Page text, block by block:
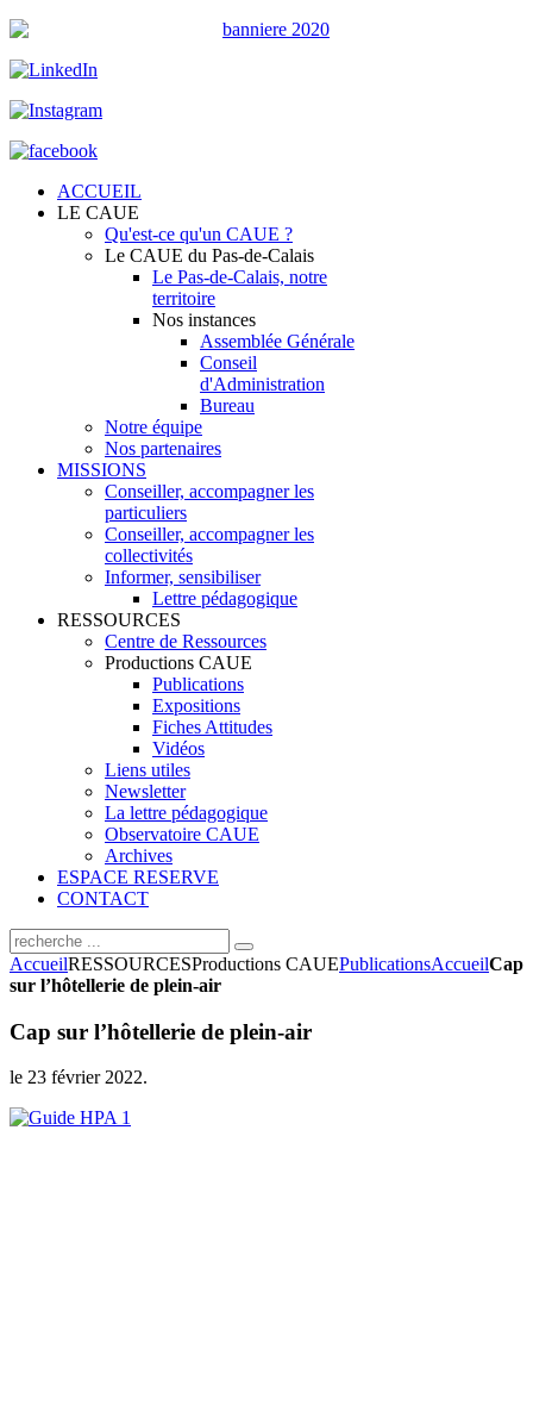
ACCUEIL
LE CAUE
Qu'est-ce qu'un CAUE ?
Le CAUE du Pas-de-Calais
Le Pas-de-Calais, notre
territoire
Nos instances
Assemblée Générale
Conseil
d'Administration
Bureau
Notre équipe
Nos partenaires
MISSIONS
Conseiller, accompagner les
particuliers
Conseiller, accompagner les
collectivités
Informer, sensibiliser
Lettre pédagogique
RESSOURCES
Centre de Ressources
Productions CAUE
Publications
Expositions
Fiches Attitudes
Vidéos
Liens utiles
Newsletter
La lettre pédagogique
Observatoire CAUE
Archives
ESPACE RESERVE
CONTACT
AccueilRESSOURCESProductions CAUEPublicationsAccueilCap
sur l’hôtellerie de plein-air
Cap sur l’hôtellerie de plein-air
le 23 février 2022.